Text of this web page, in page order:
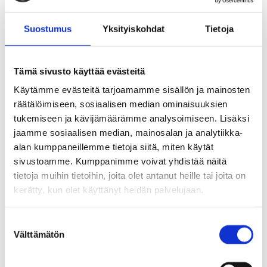
Suostumus Yksityiskohdat Tietoja
Tämä sivusto käyttää evästeitä
Käytämme evästeitä tarjoamamme sisällön ja mainosten
räätälöimiseen, sosiaalisen median ominaisuuksien
tukemiseen ja kävijämäärämme analysoimiseen. Lisäksi
jaamme sosiaalisen median, mainosalan ja analytiikka-
alan kumppaneillemme tietoja siitä, miten käytät
sivustoamme. Kumppanimme voivat yhdistää näitä
tietoja muihin tietoihin, joita olet antanut heille tai joita on
kerätty, kun olet käyttänyt heidän palvelujaan.
Välttämätön
000 euroa Kiinteistö Oy Koskensillan
pysäköintilaitoksen osakkeiden merkintää
varten.
§ 6 Koillis-Hyrylän katualueiden ja
kunnallistekniikan yleissuunnitelma,
ehdotuksen hyväksyminen
Asia päätettiin jättää pöydälle.
§ 7 Yritystonttien hinnoittelu, Palkkitie, Etelä-